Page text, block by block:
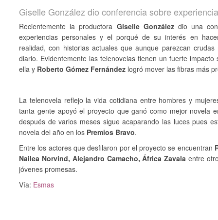
Giselle González dio conferencia sobre
Recientemente la productora Giselle Gonzálezdio una
experiencias personales y el porqué de su interés en
realidad, con historias actuales que aunque parezcan
diario. Evidentemente las telenovelas tienen un fuerte
ella y Roberto Gómez Fernández logró mover las fibras más
La telenovela reflejo la vida cotidiana entre hombres y
tanta gente apoyó el proyecto que ganó como mejor novela
después de varios meses sigue acaparando las luces pues
novela del año en los Premios Bravo.
Entre los actores que desfilaron por el proyecto se encuentran
Nailea Norvind, Alejandro Camacho, África Zavala entre
jóvenes promesas.
Vía: Esmas